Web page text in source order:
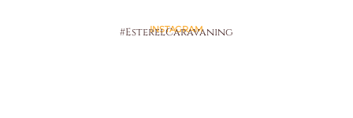
INSTAGRAM
#EsterelCaravaning